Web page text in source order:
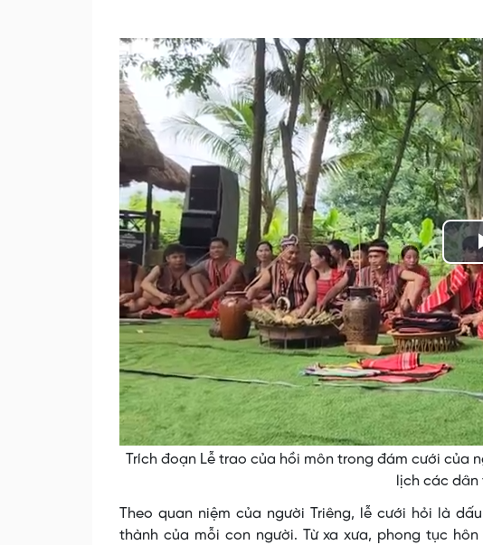
Trích đoạn Lễ trao của hồi môn trong đám cưới của
lịch các
Theo quan niệm của người Triêng, lễ cưới hỏi là
thành của mỗi con người. Từ xa xưa, phong tục